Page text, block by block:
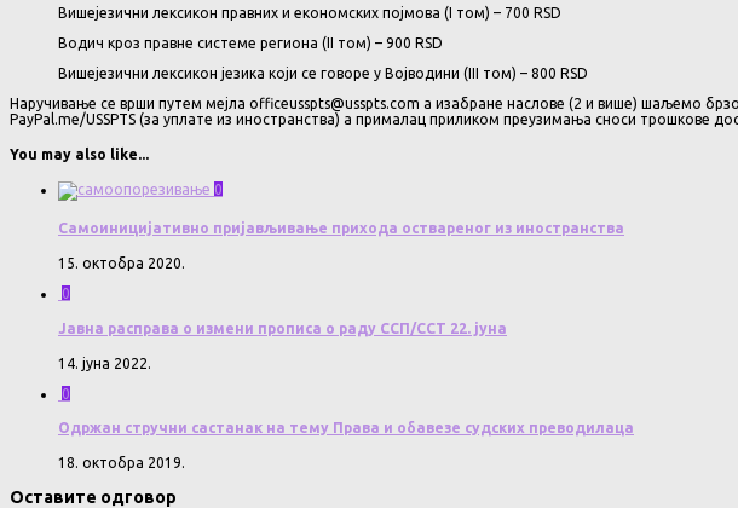
Вишејезични лексикон правних и економских појмова (I том) – 700 RSD
Водич кроз правне системе региона (II том) – 900 RSD
Вишејезични лексикон језика који се говоре у Војводини (III том) – 800 RSD
Наручивање се врши путем мејла officeusspts@usspts.com а изабране наслове (2 и више) шаљемо
PayPal.me/USSPTS (за уплате из иностранства) а прималац приликом преузимања сноси трошкове
You may also like...
0
Самоиницијативно пријављивање прихода оствареног из иностранства
15. октобра 2020.
0
Јавна расправа о измени прописа о раду ССП/ССТ 22. јуна
14. јуна 2022.
0
Одржан стручни састанак на тему Права и обавезе судских преводилаца
18. октобра 2019.
Оставите одговор